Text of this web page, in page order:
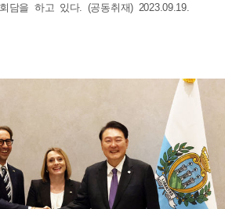
담을 하고 있다. (공동취재) 2023.09.19.